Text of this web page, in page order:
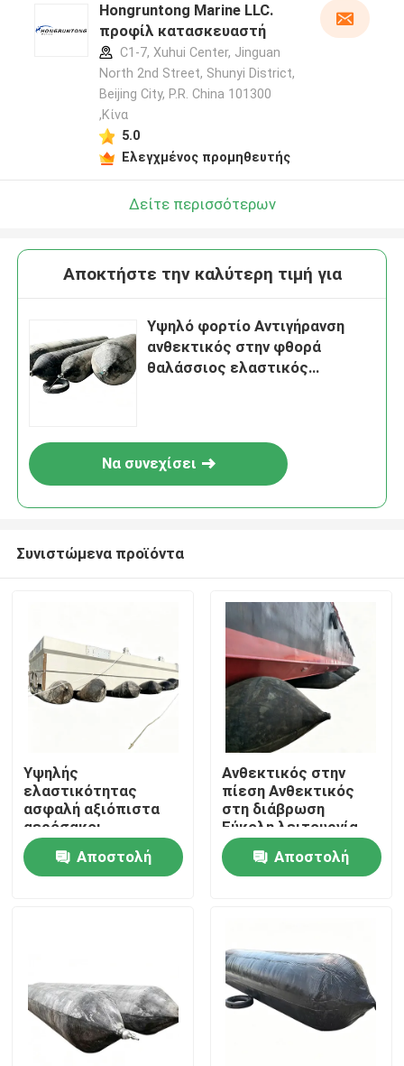
Προϊόντα
Hongruntong Marine LLC.
προφίλ κατασκευαστή
C1-7, Xuhui Center, Jinguan
North 2nd Street, Shunyi District,
Beijing City, P.R. China 101300
,Κίνα
5.0
Ελεγχμένος προμηθευτής
Δείτε περισσότερων
Αποκτήστε την καλύτερη τιμή για
Υψηλό φορτίο Αντιγήρανση
ανθεκτικός στην φθορά
θαλάσσιος ελαστικός
Να συνεχίσει
Συνιστώμενα προϊόντα
Υψηλής
ελαστικότητας
ασφαλή αξιόπιστα
αερόσακοι
εκτόξευσης πλοίων
για ευρείες
θαλάσσιες
Αποστολή
Ανθεκτικός στην
πίεση Ανθεκτικός
στη διάβρωση
Εύκολη λειτουργία
Αεροβάλα
εκτόξευσης πλοίων
Πιεστικός
Αποστολή